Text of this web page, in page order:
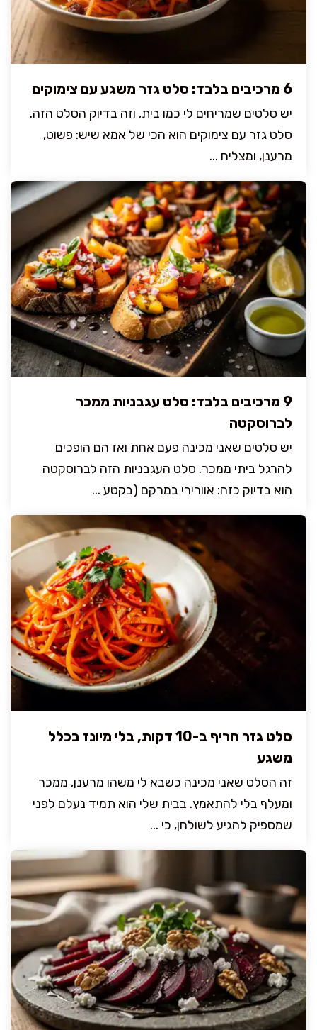
6 מרכיבים בלבד: סלט גזר משגע עם צימוקים
יש סלטים שמריחים לי כמו בית, וזה בדיוק הסלט הזה.
סלט גזר עם צימוקים הוא הכי של אמא שיש: פשוט,
מרענן, ומצליח ...
9 מרכיבים בלבד: סלט עגבניות ממכר
לברוסקטה
יש סלטים שאני מכינה פעם אחת ואז הם הופכים
להרגל ביתי ממכר. סלט העגבניות הזה לברוסקטה
הוא בדיוק כזה: אוורירי במרקם (בקטע ...
סלט גזר חריף ב-10 דקות, בלי מיונז בכלל
משגע
זה הסלט שאני מכינה כשבא לי משהו מרענן, ממכר
ומעלף בלי להתאמץ. בבית שלי הוא תמיד נעלם לפני
שמספיק להגיע לשולחן, כי ...